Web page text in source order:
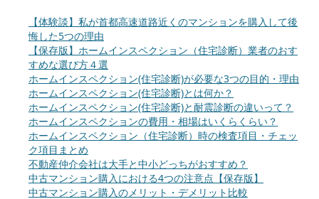
【体験談】私が首都高速道路近くのマンションを購入して後
悔した5つの理由
【保存版】ホームインスペクション（住宅診断）業者のおす
すめな選び方４選
ホームインスペクション(住宅診断)が必要な3つの目的・理由
ホームインスペクション(住宅診断)とは何か？
ホームインスペクション(住宅診断)と耐震診断の違いって？
ホームインスペクションの費用・相場はいくらくらい？
ホームインスペクション（住宅診断）時の検査項目・チェッ
ク項目まとめ
不動産仲介会社は大手と中小どっちがおすすめ？
中古マンション購入における4つの注意点【保存版】
中古マンション購入のメリット・デメリット比較